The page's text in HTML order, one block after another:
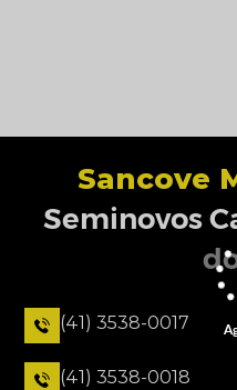
Sancove
Seminovos
(41) 3538-0017
(41) 3538-0018